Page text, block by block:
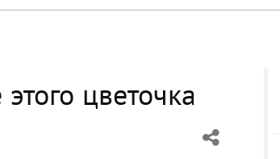
цветочка